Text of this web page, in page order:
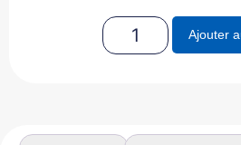
Ajouter